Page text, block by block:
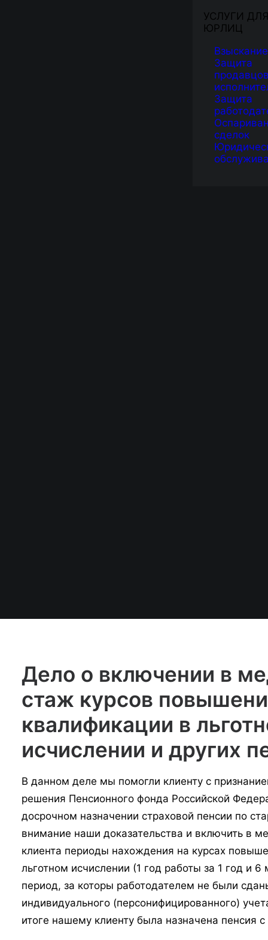
УСЛУГИ ДЛЯ
ЮРЛИЦ
Защита
Защита
сделок
Дело о включении в
стаж курсов
квалификации в
исчислении и других
В данном деле мы помогли клиенту с
решения Пенсионного фонда Российской
досрочном назначении страховой пенсии по
внимание наши доказательства и включить в
клиента периоды нахождения на курсах
льготном исчислении (1 год работы за 1 год и
период, за которы работодателем не были
индивидуального (персонифицированного)
итоге нашему клиенту была назначена пенсия с